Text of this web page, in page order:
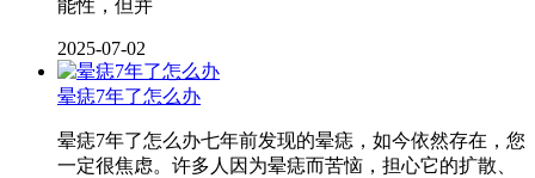
能性，但并
2025-07-02
晕痣7年了怎么办
晕痣7年了怎么办七年前发现的晕痣，如今依然存在，您
一定很焦虑。许多人因为晕痣而苦恼，担心它的扩散、